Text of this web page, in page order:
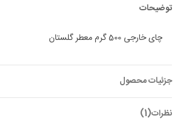
توضیحات
چای خارجی 500 گرم معطر گلستان
جزئیات محصول
نظرات(1)